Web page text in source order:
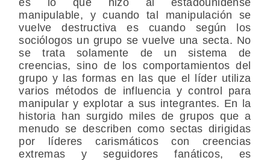
manipulable, y cuando tal manipulación se
vuelve destructiva es cuando según los
sociólogos un grupo se vuelve una secta. No
se trata solamente de un sistema de
creencias, sino de los comportamientos del
grupo y las formas en las que el líder utiliza
varios métodos de influencia y control para
manipular y explotar a sus integrantes. En la
historia han surgido miles de grupos que a
menudo se describen como sectas dirigidas
por líderes carismáticos con creencias
extremas y seguidores fanáticos, es